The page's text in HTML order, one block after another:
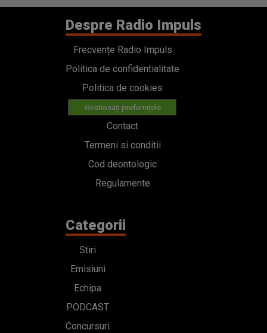
Despre Radio Impuls
Frecvențe Radio Impuls
Politica de confidentialitate
Politica de cookies
Gestionați preferințele
Contact
Termeni si conditii
Cod deontologic
Regulamente
Categorii
Stiri
Emisiuni
Echipa
PODCAST
Concursuri